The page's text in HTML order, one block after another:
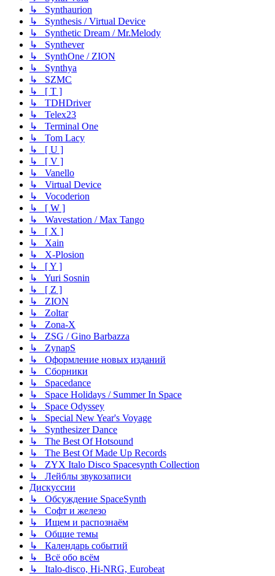
↳ Synthaurion
↳ Synthesis / Virtual Device
↳ Synthetic Dream / Mr.Melody
↳ Synthever
↳ SynthOne / ZION
↳ Synthya
↳ SZMC
↳ [ T ]
↳ TDHDriver
↳ Telex23
↳ Terminal One
↳ Tom Lacy
↳ [ U ]
↳ [ V ]
↳ Vanello
↳ Virtual Device
↳ Vocoderion
↳ [ W ]
↳ Wavestation / Max Tango
↳ [ X ]
↳ Xain
↳ X-Plosion
↳ [ Y ]
↳ Yuri Sosnin
↳ [ Z ]
↳ ZION
↳ Zoltar
↳ Zona-X
↳ ZSG / Gino Barbazza
↳ ZynapS
↳ Оформление новых изданий
↳ Сборники
↳ Spacedance
↳ Space Holidays / Summer In Space
↳ Space Odyssey
↳ Special New Year's Voyage
↳ Synthesizer Dance
↳ The Best Of Hotsound
↳ The Best Of Made Up Records
↳ ZYX Italo Disco Spacesynth Collection
↳ Лейблы звукозаписи
Дискуссии
↳ Обсуждение SpaceSynth
↳ Софт и железо
↳ Ищем и распознаём
↳ Общие темы
↳ Календарь событий
↳ Всё обо всём
↳ Italo-disco, Hi-NRG, Eurobeat